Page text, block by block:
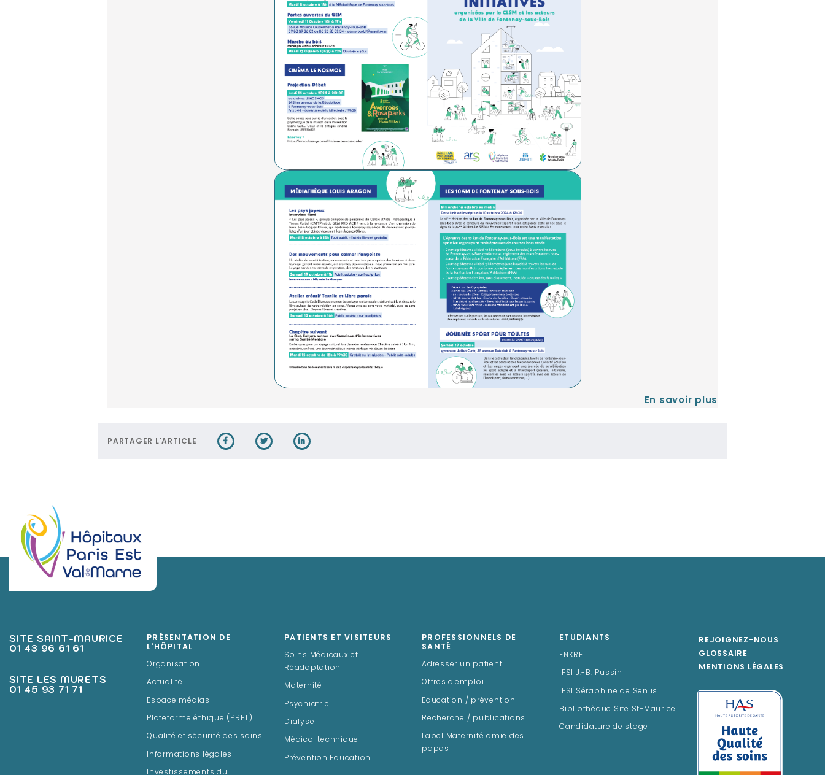
En savoir plus
PARTAGER L'ARTICLE
SITE SAINT-MAURICE
01 43 96 61 61
SITE LES MURETS
01 45 93 71 71
PRÉSENTATION DE
L'HÔPITAL
Organisation
Actualité
Espace médias
Plateforme éthique (PRET)
Qualité et sécurité des soins
Informations légales
Investissements du
PATIENTS ET VISITEURS
Soins Médicaux et
Réadaptation
Maternité
Psychiatrie
Dialyse
Médico-technique
Prévention Education
PROFESSIONNELS DE
SANTÉ
Adresser un patient
Offres d'emploi
Education / prévention
Recherche / publications
Label Maternité amie des
papas
ETUDIANTS
ENKRE
IFSI J.-B. Pussin
IFSI Séraphine de Senlis
Bibliothèque Site St-Maurice
Candidature de stage
REJOIGNEZ-NOUS
GLOSSAIRE
MENTIONS LÉGALES